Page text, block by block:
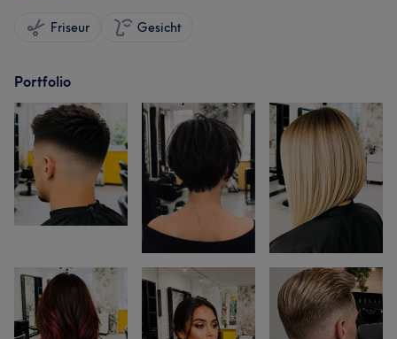
Friseur Gesicht
Portfolio